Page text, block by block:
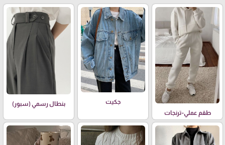
طقم عملي-ترنجات
جكيت بنطال رسمي (سبور)